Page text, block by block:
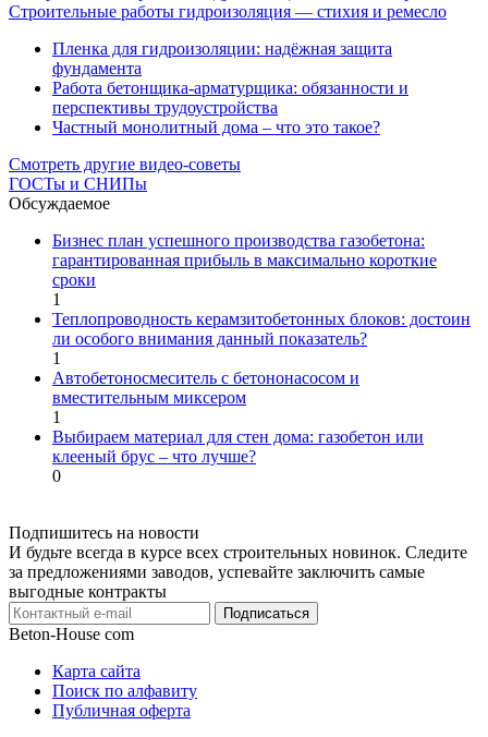
Строительные работы гидроизоляция — стихия и ремесло
Пленка для гидроизоляции: надёжная защита
фундамента
Работа бетонщика-арматурщика: обязанности и
перспективы трудоустройства
Частный монолитный дома – что это такое?
Смотреть другие видео-советы
ГОСТы и СНИПы
Обсуждаемое
Бизнес план успешного производства газобетона:
гарантированная прибыль в максимально короткие
сроки
1
Теплопроводность керамзитобетонных блоков: достоин
ли особого внимания данный показатель?
1
Автобетоносмеситель с бетононасосом и
вместительным миксером
1
Выбираем материал для стен дома: газобетон или
клееный брус – что лучше?
0
Подпишитесь на новости
И будьте всегда в курсе всех строительных новинок. Следите
за предложениями заводов, успевайте заключить самые
выгодные контракты
Подписаться
Beton-House com
Карта сайта
Поиск по алфавиту
Публичная оферта